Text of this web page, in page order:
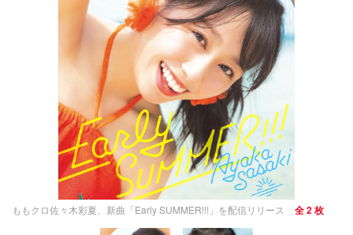
ももクロ佐々木彩夏、新曲「Early SUMMER!!!」を配信リリース 全 2 枚